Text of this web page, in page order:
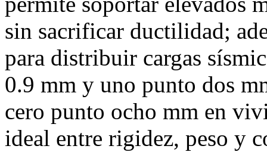
sin sacrificar ductilidad;
para distribuir cargas
0.9 mm y uno punto dos
cero punto ocho mm en
ideal entre rigidez, peso y